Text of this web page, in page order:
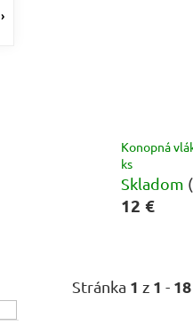
Konopná
ks
Skladom
12 €
Stránka 1 z 1 - 18